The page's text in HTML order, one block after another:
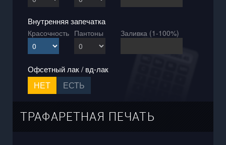
Внутренняя запечатка
Красочность Пантоны Заливка (1-100%)
Офсетный лак / вд-лак
НЕТ ЕСТЬ
ТРАФАРЕТНАЯ ПЕЧАТЬ